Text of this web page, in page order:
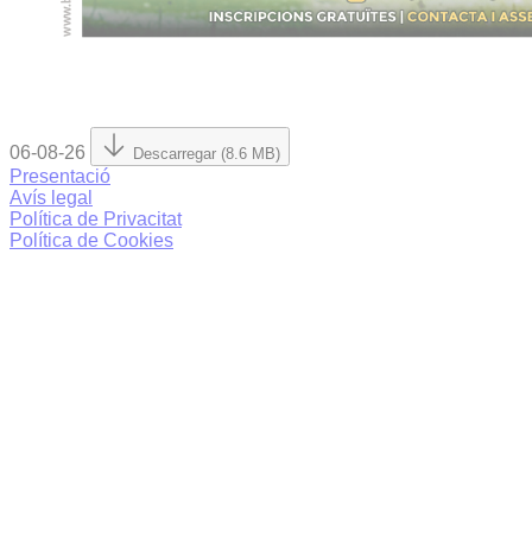
06-08-26 Descarregar (8.6 MB)
Presentació
Avís legal
Política de Privacitat
Política de Cookies